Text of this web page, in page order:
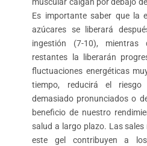
muscular caigan por debajo
Es importante saber que la
azúcares se liberará
ingestión (7-10), mientras
restantes la liberarán
fluctuaciones energéticas
tiempo, reducirá el
demasiado pronunciados o
beneficio de nuestro
salud a largo plazo. Las
este gel contribuyen a